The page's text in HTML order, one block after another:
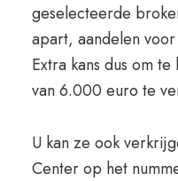
geselecteerde
apart, aandelen
Extra kans dus om
van 6.000 euro te
U kan ze ook
Center op het